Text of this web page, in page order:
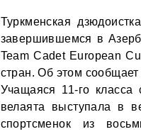
Туркменская
завершившемся в
Team Cadet European
стран. Об этом
Учащаяся 11-го
велаята выступала в
спортсменок из